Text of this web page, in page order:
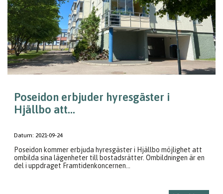
Poseidon erbjuder hyresgäster i
Hjällbo att...
Datum: 2021-09-24
Poseidon kommer erbjuda hyresgäster i Hjällbo möjlighet att
ombilda sina lägenheter till bostadsrätter. Ombildningen är en
del i uppdraget Framtidenkoncernen...